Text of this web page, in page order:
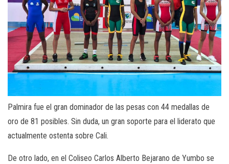
Palmira fue el gran dominador de las pesas con 44 medallas de
oro de 81 posibles. Sin duda, un gran soporte para el liderato que
actualmente ostenta sobre Cali.
De otro lado, en el Coliseo Carlos Alberto Bejarano de Yumbo se